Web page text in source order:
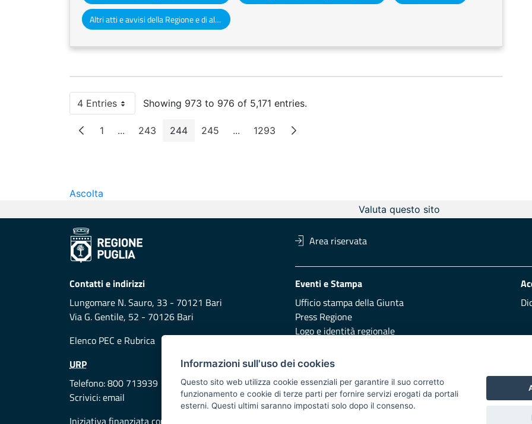
Altri atti e avvisi della Regione e di altri enti pubblici che interessano la collettività regionale
4 EntriesPer PageShowing 973 to 976 of 5,171 entries.
Page
1 ...Intermediate Pages
Page
243 Page
244 Page
245 ...Intermediate Pages
Page
1293
Ascolta
Valuta questo sito
Area riservata
Contatti e indirizzi
Lungomare N. Sauro, 33 - 70121 Bari
Via G. Gentile, 52 - 70126 Bari
Elenco PEC e Rubrica
Eventi e Stampa
Ufficio stampa della Giunta
Press Regione
Logo e identità regionale
URP
Telefono: 800 713939
Scrivici:email
Redazione
Presentazione
Responsabili di pubblicazione
Iniziativa finanziata con risorse del POR Puglia 2014/2020 - Asse XI
Informazioni sull'uso dei cookies
Questo sito web utilizza cookie essenziali per garantire il suo corretto
funzionamento e cookie di terze parti per fornire servizi erogati da portali
esterni. Questi ultimi saranno impostati solo dopo il consenso.